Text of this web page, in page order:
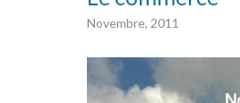
Novembre, 2011